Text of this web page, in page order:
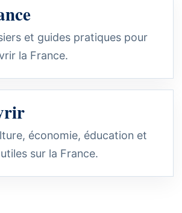
et guides pratiques pour
la France.
économie, éducation et
sur la France.